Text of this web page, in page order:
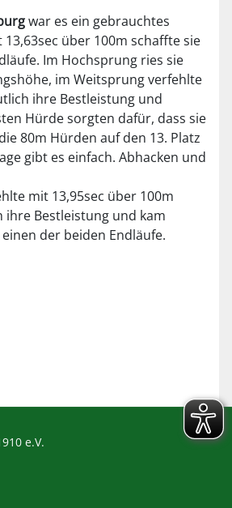
war es ein gebrauchtes
über 100m schaffte sie
Im Hochsprung ries sie
im Weitsprung verfehlte
ihre Bestleistung und
Hürde sorgten dafür, dass sie
80m Hürden auf den 13. Platz
gibt es einfach. Abhacken und
mit 13,95sec über 100m
ihre Bestleistung und kam
der beiden Endläufe.
e.V.